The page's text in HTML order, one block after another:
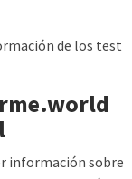
de los test
información sobre